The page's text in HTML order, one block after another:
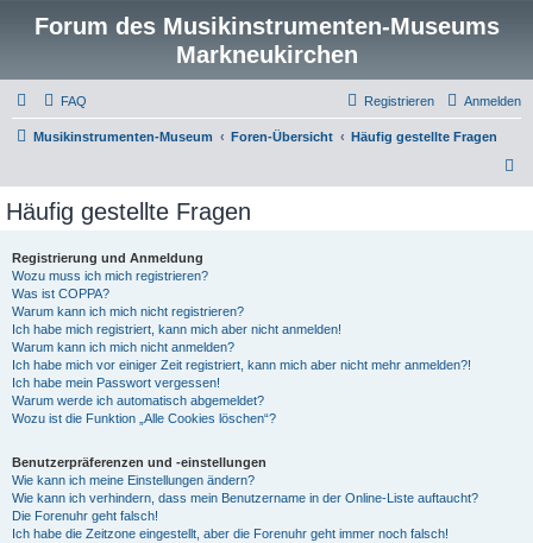
Forum des Musikinstrumenten-Museums
Markneukirchen
FAQ Anmelden
Registrieren
Musikinstrumenten-Museum Foren-Übersicht
Häufig gestellte Fragen
Häufig gestellte Fragen
Registrierung und Anmeldung
Wozu muss ich mich registrieren?
Was ist COPPA?
Warum kann ich mich nicht registrieren?
Ich habe mich registriert, kann mich aber nicht anmelden!
Warum kann ich mich nicht anmelden?
Ich habe mich vor einiger Zeit registriert, kann mich aber nicht mehr anmelden?!
Ich habe mein Passwort vergessen!
Warum werde ich automatisch abgemeldet?
Wozu ist die Funktion „Alle Cookies löschen“?
Benutzerpräferenzen und -einstellungen
Wie kann ich meine Einstellungen ändern?
Wie kann ich verhindern, dass mein Benutzername in der Online-Liste auftaucht?
Die Forenuhr geht falsch!
Ich habe die Zeitzone eingestellt, aber die Forenuhr geht immer noch falsch!